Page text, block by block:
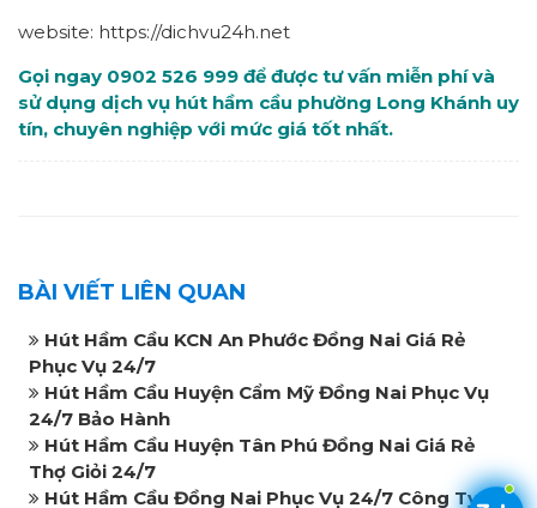
website: https://dichvu24h.net
Gọi ngay 0902 526 999 để được tư vấn miễn phí và
sử dụng dịch vụ hút hầm cầu phường Long Khánh uy
tín, chuyên nghiệp với mức giá tốt nhất.
BÀI VIẾT LIÊN QUAN
Hút Hầm Cầu KCN An Phước Đồng Nai Giá Rẻ
Phục Vụ 24/7
Hút Hầm Cầu Huyện Cẩm Mỹ Đồng Nai Phục Vụ
24/7 Bảo Hành
Hút Hầm Cầu Huyện Tân Phú Đồng Nai Giá Rẻ
Thợ Giỏi 24/7
Hút Hầm Cầu Đồng Nai Phục Vụ 24/7 Công Ty Uy